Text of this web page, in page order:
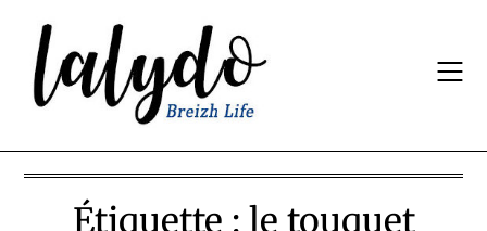
content
Étiquette : le touquet